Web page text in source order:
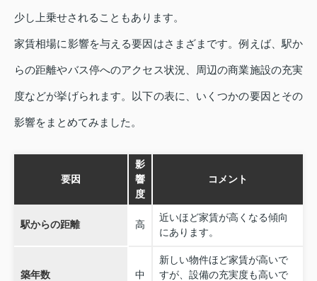
少し上乗せされることもあります。
家賃相場に影響を与える要因はさまざまです。例えば、駅か
らの距離やバス停へのアクセス状況、周辺の商業施設の充実
度などが挙げられます。以下の表に、いくつかの要因とその
影響をまとめてみました。
要因
影
響
度
コメント
駅からの距離 高
近いほど家賃が高くなる傾向
にあります。
築年数 中
新しい物件ほど家賃が高いで
すが、設備の充実度も高いで